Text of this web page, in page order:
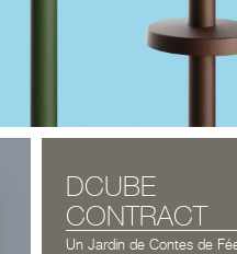
DCUBE
CONTRACT
Un Jardin de Contes de